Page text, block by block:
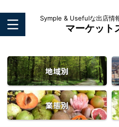
Symple & Usefulな出店情
マーケット
地域別
業態別